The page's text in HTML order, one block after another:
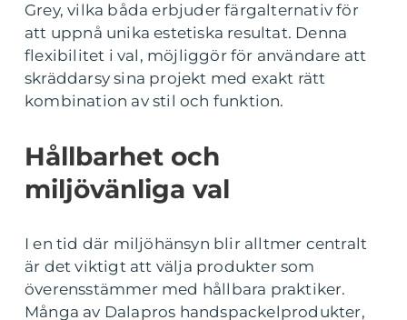
Grey, vilka båda erbjuder färgalternativ för
att uppnå unika estetiska resultat. Denna
flexibilitet i val, möjliggör för användare att
skräddarsy sina projekt med exakt rätt
kombination av stil och funktion.
Hållbarhet och
miljövänliga val
I en tid där miljöhänsyn blir alltmer centralt
är det viktigt att välja produkter som
överensstämmer med hållbara praktiker.
Många av Dalapros handspackelprodukter,